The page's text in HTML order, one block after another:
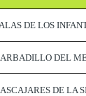
DE LOS
DEL
DE LA